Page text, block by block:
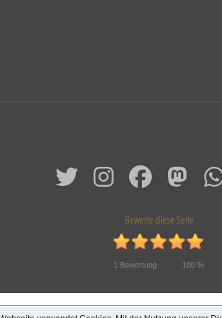
Bewerte diese Seite
1 Bewertung 100 %